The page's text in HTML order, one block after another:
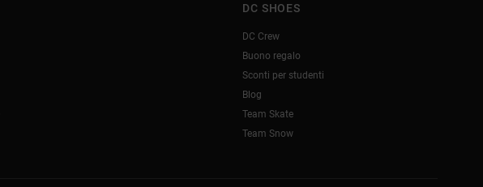
DC SHOES
DC Crew
Buono regalo
Sconti per studenti
Blog
Team Skate
Team Snow